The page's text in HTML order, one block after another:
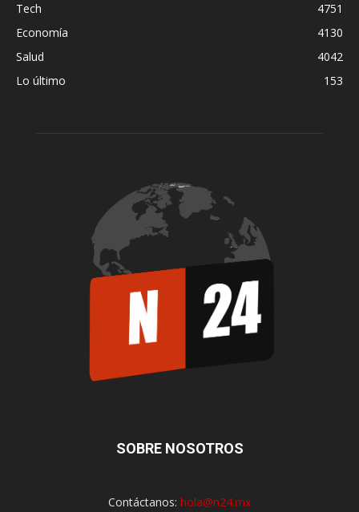
Tech
4751
Economía
4130
Salud
4042
Lo último
153
SOBRE NOSOTROS
Contáctanos: hola@n24.mx